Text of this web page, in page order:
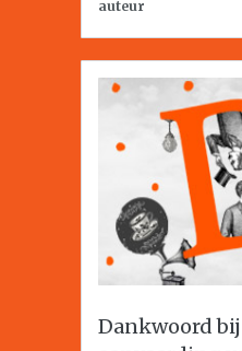
auteur
Dankwoord